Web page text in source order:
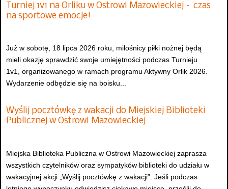
Turniej 1v1 na Orliku w Ostrowi Mazowieckiej – czas
na sportowe emocje!
Już w sobotę, 18 lipca 2026 roku, miłośnicy piłki nożnej będą
mieli okazję sprawdzić swoje umiejętności podczas Turnieju
1v1, organizowanego w ramach programu Aktywny Orlik 2026.
Wydarzenie odbędzie się na boisku...
Wyślij pocztówkę z wakacji do Miejskiej Biblioteki
Publicznej w Ostrowi Mazowieckiej
Miejska Biblioteka Publiczna w Ostrowi Mazowieckiej zaprasza
wszystkich czytelników oraz sympatyków biblioteki do udziału w
wakacyjnej akcji „Wyślij pocztówkę z wakacji”. Jeśli podczas